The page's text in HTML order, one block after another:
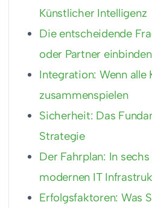
Künstlicher Intelligenz
Die entscheidende
oder Partner
Integration: Wenn alle
zusammenspielen
Sicherheit: Das
Strategie
Der Fahrplan: In
modernen IT
Erfolgsfaktoren: Was